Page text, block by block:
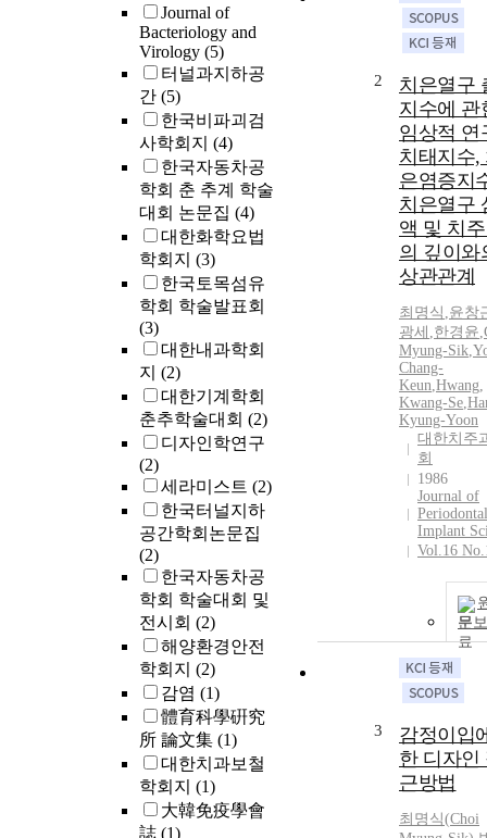
Journal of
Bacteriology and
Virology (5)
터널과지하공
간 (5)
한국비파괴검
사학회지 (4)
한국자동차공
학회 춘 추계 학술
대회 논문집 (4)
대한화학요법
학회지 (3)
한국토목섬유
학회 학술발표회
(3)
대한내과학회
지 (2)
대한기계학회
춘추학술대회 (2)
디자인학연구
(2)
세라미스트 (2)
한국터널지하
공간학회논문집
(2)
한국자동차공
학회 학술대회 및
전시회 (2)
해양환경안전
학회지 (2)
감염 (1)
體育科學硏究
所 論文集 (1)
대한치과보철
학회지 (1)
大韓免疫學會
誌 (1)
2
치은열구
지수에 관
임상적 연
치태지수,
은염증지
치은열구
액 및 치
의 깊이와
상관관계
최명식 ,윤창
광세 ,한경윤,
Myung-Sik,
Chang-
Keun,Hwang,
Kwang-Se,
Kyung-Yoon
대한치주
회
1986
Journal of
Implant
Vol.16
문
3
감정이입
한 디자인
근방법
최명식(Choi